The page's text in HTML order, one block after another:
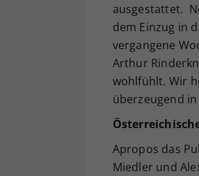
ausgestattet.
dem Einzug in
vergangene
Arthur
wohlfühlt. Wir
überzeugend
Apropos das
Miedler und